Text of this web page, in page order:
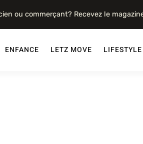
ou commerçant? Recevez le
ENFANCE LETZ MOVE LIFESTYLE